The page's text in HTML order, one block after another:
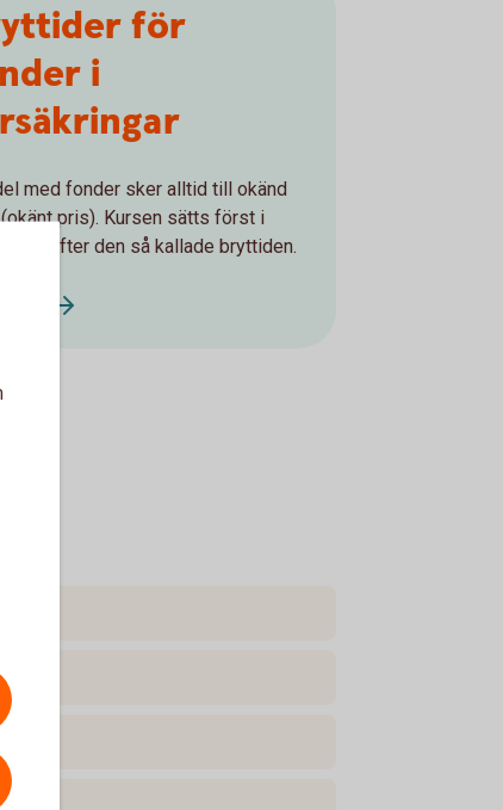
för
i
med fonder sker alltid till okänd
pris). Kursen sätts först i
efter den så kallade bryttiden.